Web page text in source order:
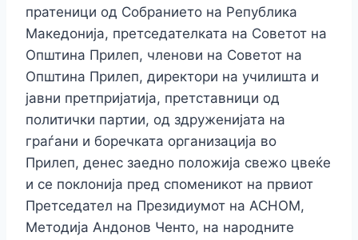
пратеници од Собранието на Република
Македонија, претседателката на Советот на
Општина Прилеп, членови на Советот на
Општина Прилеп, директори на училишта и
јавни претпријатија, претставници од
политички партии, од здруженијата на
граѓани и боречката организација во
Прилеп, денес заедно положија свежо цвеќе
и се поклонија пред споменикот на првиот
Претседател на Президиумот на АСНОМ,
Методија Андонов Ченто, на народните